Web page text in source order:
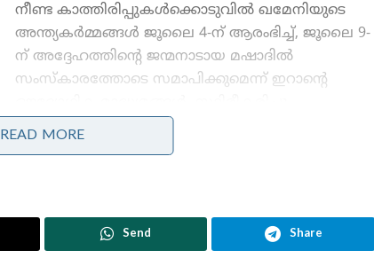
നീണ്ട കാത്തിരിപ്പുകൾക്കൊടുവിൽ ഖമേനിയുടെ
അന്ത്യകർമ്മങ്ങൾ ജൂലൈ 4-ന് ആരംഭിച്ച്, ജൂലൈ 9-
ന് അദ്ദേഹത്തിന്റെ ജന്മനാടായ മഷാദിൽ
സംസ്കാരത്തോടെ സമാപിക്കുമെന്ന് ഇറാന്റെ
ഇസ്രായേലും അമേരിക്കയും ടെഹ്റാനിൽ നടത്തിയ
വ്യോമാക്രമണത്തിന്റെ ആദ്യ ദിനമായ ഫെബ്രുവരി
കൊല്ലപ്പെടുന്നത്.
READ MORE
Send Share